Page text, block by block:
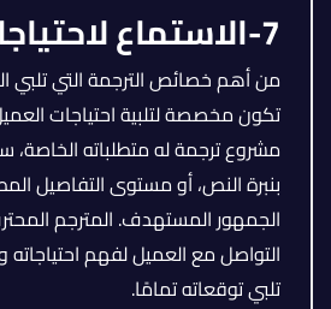
7-الاستماع لاحتياجات العميل
من أهم خصائص الترجمة التي
تكون مخصصة لتلبية احتياجات
مشروع ترجمة له متطلباته
بنبرة النص، أو مستوى التفاصيل
الجمهور المستهدف. المترجم
التواصل مع العميل لفهم
تلبي توقعاته تمامًا.